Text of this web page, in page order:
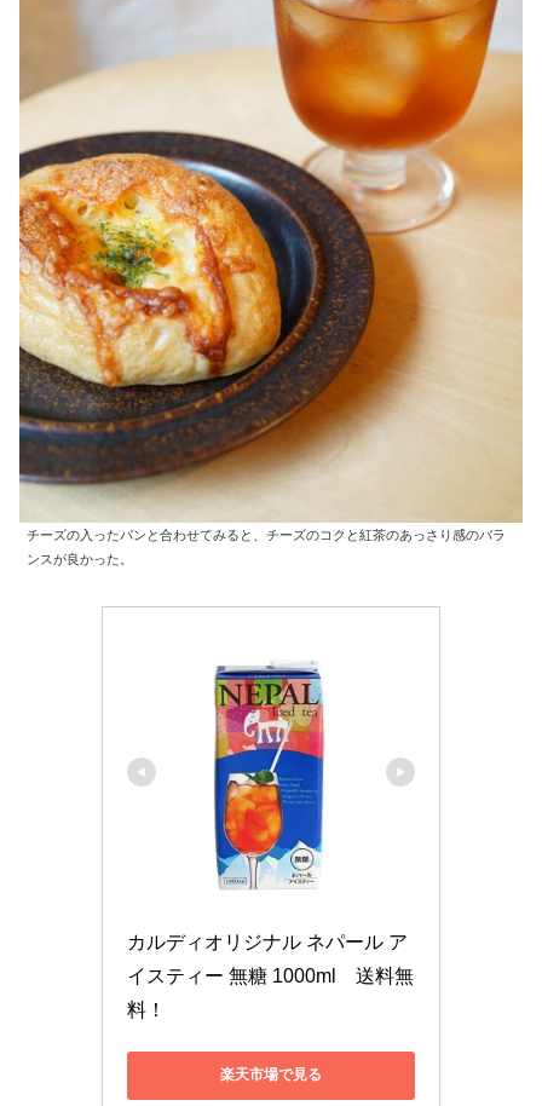
チーズの入ったパンと合わせてみると、チーズのコクと紅茶のあっさり感のバラ
ンスが良かった。
カルディオリジナル ネパール ア
イスティー 無糖 1000ml　送料無
料！
楽天市場で見る